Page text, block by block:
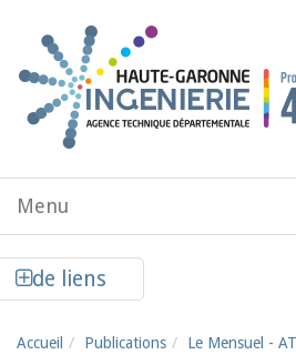
Menu
de liens
Accueil Publications Le Mensuel -